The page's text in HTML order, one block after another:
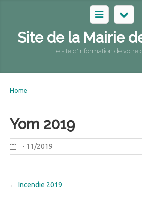
Site de la Mairie
Le site d'information de votre
Home
Yom 2019
- 11/2019
← Incendie 2019